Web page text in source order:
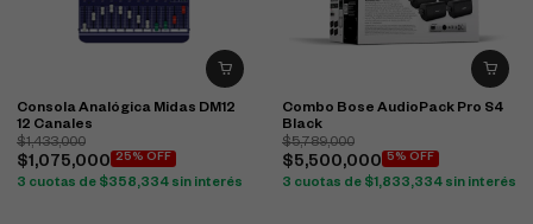
Consola Analógica Midas DM12
12 Canales
$1,433,000
$1,075,000 25% OFF
3 cuotas de $358,334 sin interés
Combo Bose AudioPack Pro S4
Black
$5,789,000
$5,500,000 5% OFF
3 cuotas de $1,833,334 sin interés